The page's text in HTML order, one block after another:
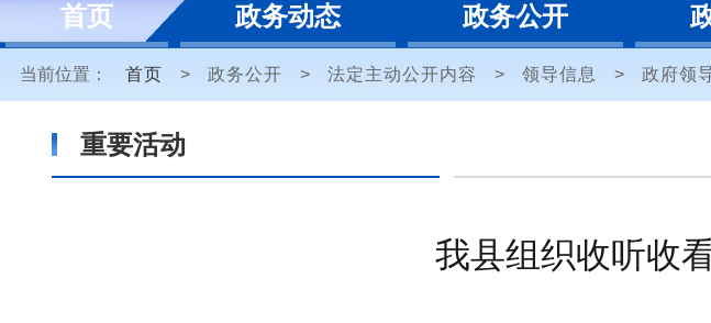
首页 政务动态 政务公开
当前位置： 首页 > 政务公开 > 法定主动公开内容 > 领导信息 > 政府领
重要活动
我县组织收听收